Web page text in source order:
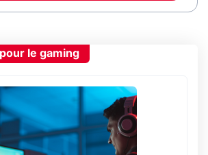
le gaming